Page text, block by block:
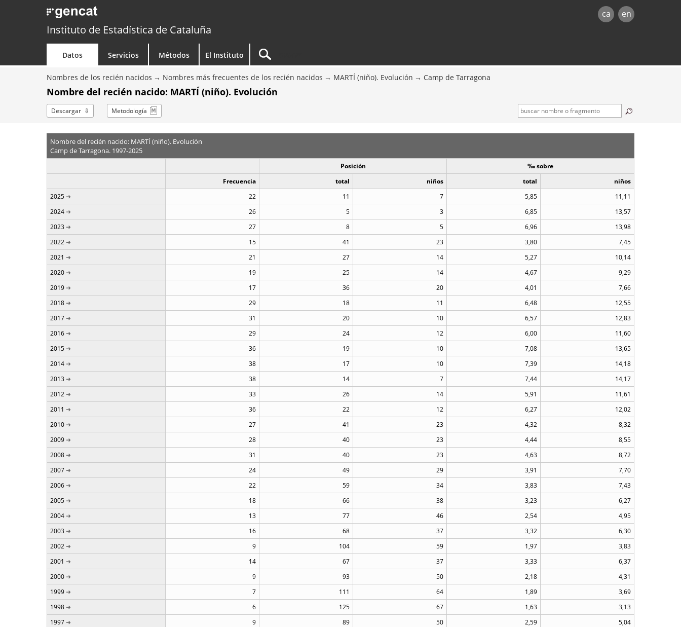
ca en
Instituto de Estadística de Cataluña
Datos Servicios Métodos El Instituto
Nombres de los recién nacidos Nombres más frecuentes de los recién nacidos MARTÍ (niño). Evolución Camp de Tarragona
Nombre del recién nacido: MARTÍ (niño). Evolución
Descargar Metodología
Nombre del recién nacido: MARTÍ (niño). Evolución
Camp de Tarragona. 1997-2025
Posición
‰ sobre
Frecuencia
total niños total
niños
2025
22 11 7 5,85
11,11
2024
26 5 3 6,85
13,57
2023
27 8 5 6,96
13,98
2022
15 41 23 3,80
7,45
2021
21 27 14 5,27
10,14
2020
19 25 14 4,67
9,29
2019
17 36 20 4,01
7,66
2018
29 18 11 6,48
12,55
2017
31 20 10 6,57
12,83
2016
29 24 12 6,00
11,60
2015
36 19 10 7,08
13,65
2014
38 17 10 7,39
14,18
2013
38 14 7 7,44
14,17
2012
33 26 14 5,91
11,61
2011
36 22 12 6,27
12,02
2010
27 41 23 4,32
8,32
2009
28 40 23 4,44
8,55
2008
31 40 23 4,63
8,72
2007
24 49 29 3,91
7,70
2006
22 59 34 3,83
7,43
2005
18 66 38 3,23
6,27
2004
13 77 46 2,54
4,95
2003
16 68 37 3,32
6,30
2002
9 104 59 1,97
3,83
2001
14 67 37 3,33
6,37
2000
9 93 50 2,18
4,31
1999
7 111 64 1,89
3,69
1998
6 125 67 1,63
3,13
1997
9 89 50 2,59
5,04